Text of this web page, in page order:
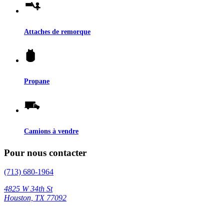
Attaches de remorque
Propane
Camions à vendre
Pour nous contacter
(713) 680-1964
4825 W 34th St
Houston, TX 77092